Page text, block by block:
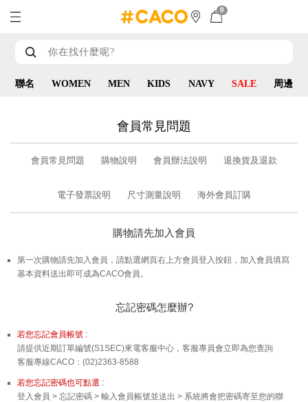
0
聯名 WOMEN MEN KIDS NAVY SALE 周邊
會員常見問題
會員常見問題 購物說明 會員辦法說明 退換貨及退款
電子發票說明 尺寸測量說明 海外會員訂購
購物請先加入會員
第一次購物請先加入會員，請點選網頁右上方會員登入按鈕，加入會員填寫
基本資料送出即可成為CACO會員。
忘記密碼怎麼辦?
若您忘記會員帳號 :
請提供近期訂單編號(S1SEC)來電客服中心，客服專員會立即為您查詢
客服專線CACO：(02)2363-8588
若您忘記密碼也可點選 :
登入會員 > 忘記密碼 > 輸入會員帳號並送出 > 系統將會把密碼寄至您的聯